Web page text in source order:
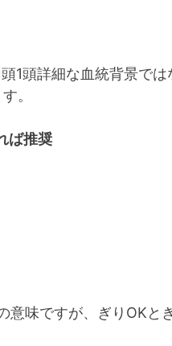
1頭詳細な血統背景で
。
ば推奨
意味ですが、ぎりOKと